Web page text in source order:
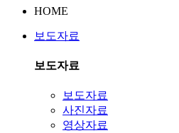
HOME
보도자료
보도자료
보도자료
사진자료
영상자료